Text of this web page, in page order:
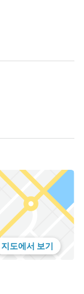
지도에서 보기